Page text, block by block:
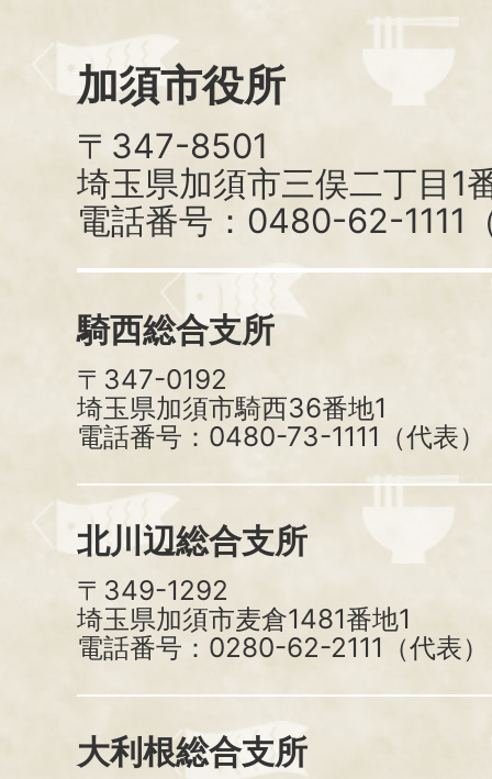
加須市役所
〒347-8501
埼玉県加須市三俣二丁目1
電話番号：0480-62-1111
騎西総合支所
〒347-0192
埼玉県加須市騎西36番地1
電話番号：0480-73-1111（代表）
北川辺総合支所
〒349-1292
埼玉県加須市麦倉1481番地1
電話番号：0280-62-2111（代表）
大利根総合支所